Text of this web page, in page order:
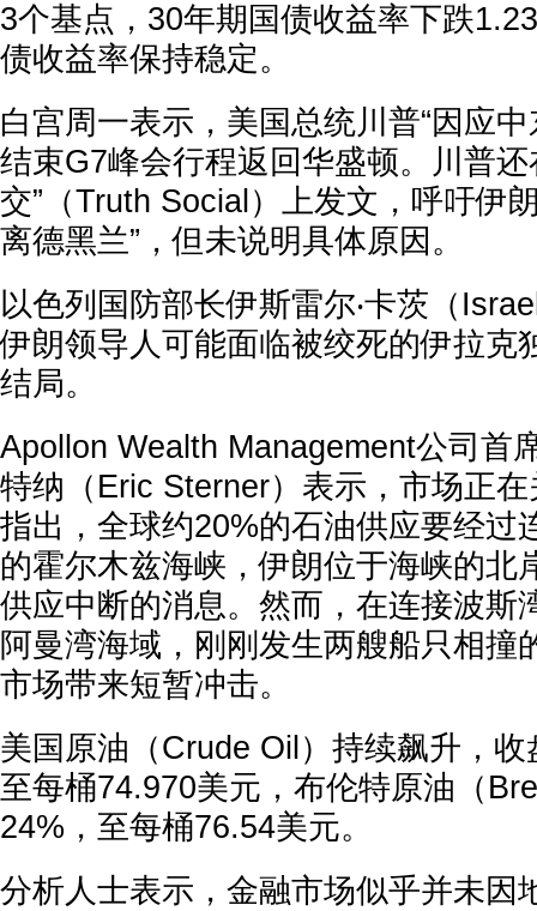
3个基点，30年期国债收益率下跌
债收益率保持稳定。
白宫周一表示，美国总统川普“因应
结束G7峰会行程返回华盛顿。川普还
交”（Truth Social）上发文，呼吁伊
离德黑兰”，但未说明具体原因。
以色列国防部长伊斯雷尔‧卡茨（
伊朗领导人可能面临被绞死的伊拉克
结局。
Apollon Wealth Management公司首
特纳（Eric Sterner）表示，市场正
指出，全球约20%的石油供应要经过
的霍尔木兹海峡，伊朗位于海峡的北
供应中断的消息。然而，在连接波斯
阿曼湾海域，刚刚发生两艘船只相撞
市场带来短暂冲击。
美国原油（Crude Oil）持续飙升，
至每桶74.970美元，布伦特原油（
24%，至每桶76.54美元。
分析人士表示，金融市场似乎并未因